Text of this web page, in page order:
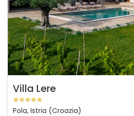
Villa Lere
Pola, Istria (Croazia)